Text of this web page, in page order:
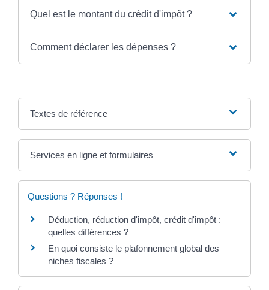
Quel est le montant du crédit d'impôt ?
Comment déclarer les dépenses ?
Textes de référence
Services en ligne et formulaires
Questions ? Réponses !
Déduction, réduction d'impôt, crédit d'impôt :
quelles différences ?
En quoi consiste le plafonnement global des
niches fiscales ?